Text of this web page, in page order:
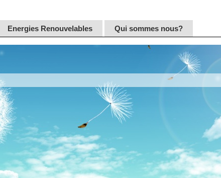
Energies Renouvelables Qui sommes nous?